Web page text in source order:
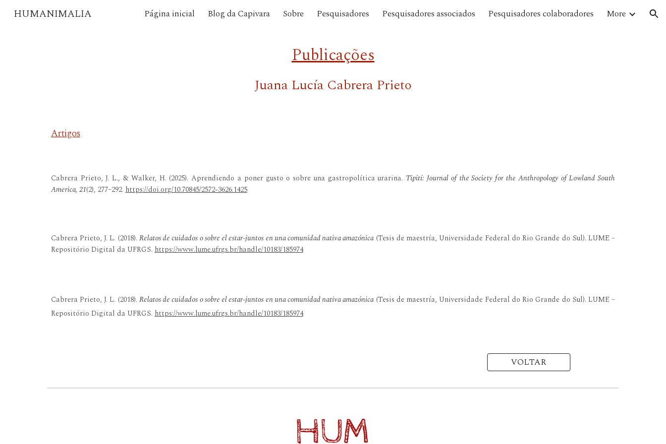
Skip to main content Skip to navigation
HUMANIMALIA Página inicial Blog da Capivara Sobre Pesquisadores Pesquisadores associados Pesquisadores colaboradores More
Publicações
Juana Lucía Cabrera Prieto
Artigos
Cabrera Prieto, J. L., & Walker, H. (2025). Aprendiendo a poner gusto o sobre una gastropolítica urarina. Tipití: Journal of the Society for the Anthropology of Lowland South
America, 21(2), 277–292.https://doi.org/10.70845/2572-3626.1425
Cabrera Prieto, J. L. (2018). Relatos de cuidados o sobre el estar-juntos en una comunidad nativa amazónica (Tesis de maestría, Universidade Federal do Rio Grande do Sul). LUME –
Repositório Digital da UFRGS.https://www.lume.ufrgs.br/handle/10183/185974
Cabrera Prieto, J. L. (2018). Relatos de cuidados o sobre el estar-juntos en una comunidad nativa amazónica (Tesis de maestría, Universidade Federal do Rio Grande do Sul). LUME –
Repositório Digital da UFRGS. https://www.lume.ufrgs.br/handle/10183/185974
VOLTAR